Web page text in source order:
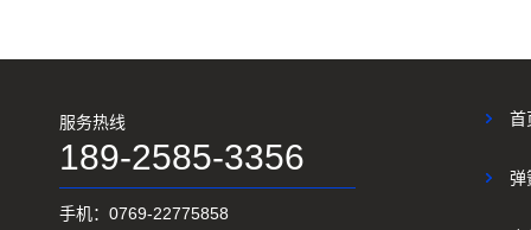
服务热线
189-2585-3356
手机：0769-22775858
首
弹